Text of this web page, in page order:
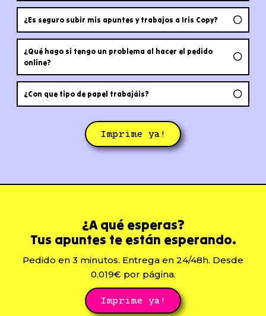
¿Es seguro subir mis apuntes y trabajos a Iris Copy?
¿Qué hago si tengo un problema al hacer el pedido
online?
¿Con que tipo de papel trabajáis?
Imprime ya!
¿A qué esperas?
Tus apuntes te están esperando.
Pedido en 3 minutos. Entrega en 24/48h. Desde
0,019€ por página.
Imprime ya!